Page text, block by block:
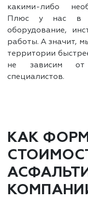
какими-либо
Плюс у нас в
оборудование,
работы. А значит,
территории
не зависим от
специалистов.
КАК